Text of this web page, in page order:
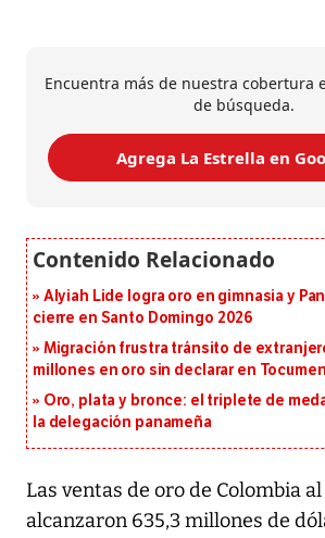
Encuentra más de nuestra cobertura
de búsqueda.
Agrega La Estrella en
Alyiah Lide logra oro en gimnasia y
cierre en Santo Domingo 2026
Migración frustra tránsito de
millones en oro sin declarar en Tocumen
Oro, plata y bronce: el triplete de
la delegación panameña
Las ventas de oro de Colombia
alcanzaron 635,3 millones de